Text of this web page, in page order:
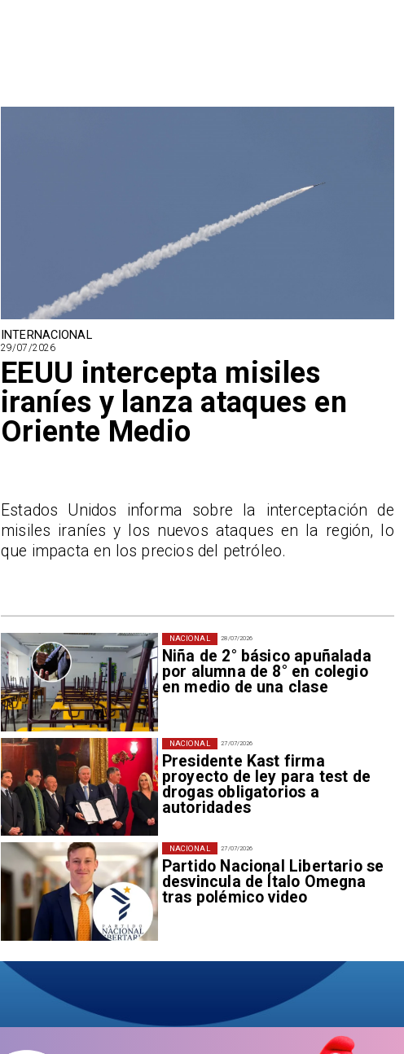
28/07/2026
Niña de 2° básico apuñalada
por alumna de 8° en colegio
en medio de una clase
NACIONAL
27/07/2026
Presidente Kast firma
proyecto de ley para test de
drogas obligatorios a
autoridades
NACIONAL
27/07/2026
Partido Nacional Libertario se
desvincula de Ítalo Omegna
tras polémico video
NACIONAL
INTERNACIONAL
29/07/2026
EEUU intercepta misiles
iraníes y lanza ataques en
Oriente Medio
Estados Unidos informa sobre la interceptación de
misiles iraníes y los nuevos ataques en la región, lo
que impacta en los precios del petróleo.